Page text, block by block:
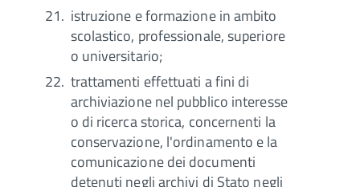
istruzione e formazione in ambito
scolastico, professionale, superiore
o universitario;
trattamenti effettuati a fini di
archiviazione nel pubblico interesse
o di ricerca storica, concernenti la
conservazione, l'ordinamento e la
comunicazione dei documenti
detenuti negli archivi di Stato negli